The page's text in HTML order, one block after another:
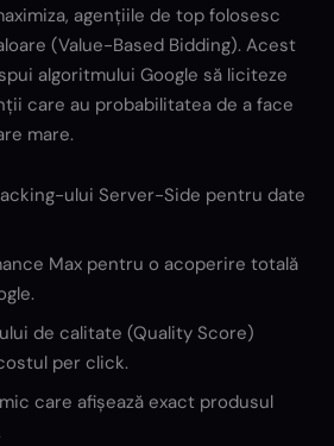
agențiile de top folosesc
(Value-Based Bidding). Acest
algoritmului Google să liciteze
care au probabilitatea de a face
mare.
ului Server-Side pentru date
Max pentru o acoperire totală
de calitate (Quality Score)
per click.
care afișează exact produsul